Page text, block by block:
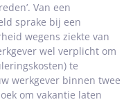
Van een
sprake bij een
wegens ziekte van
wel verplicht om
te
werkgever binnen twee
om vakantie laten